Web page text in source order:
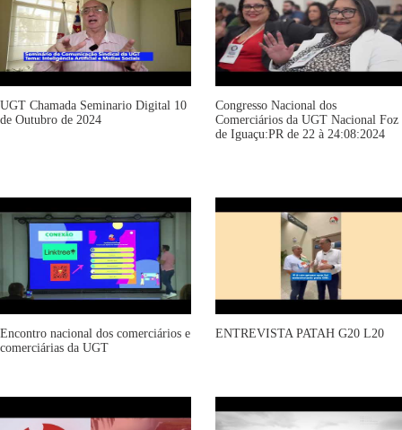
UGT Chamada Seminario Digital 10
de Outubro de 2024
Congresso Nacional dos
Comerciários da UGT Nacional Foz
de Iguaçu:PR de 22 à 24:08:2024
Encontro nacional dos comerciários e
comerciárias da UGT
ENTREVISTA PATAH G20 L20